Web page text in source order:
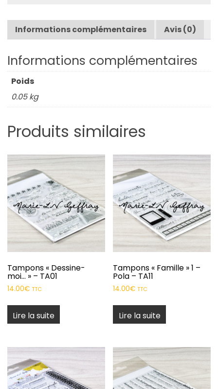
»
–
–
TA105.
Informations complémentaires Avis (0)
Informations complémentaires
Poids
0.05 kg
Produits similaires
Tampons « Dessine-
moi… » – TA01
14.00€ TTC
Lire la suite
Tampons « Famille » 1 –
Pola – TA11
14.00€ TTC
Lire la suite